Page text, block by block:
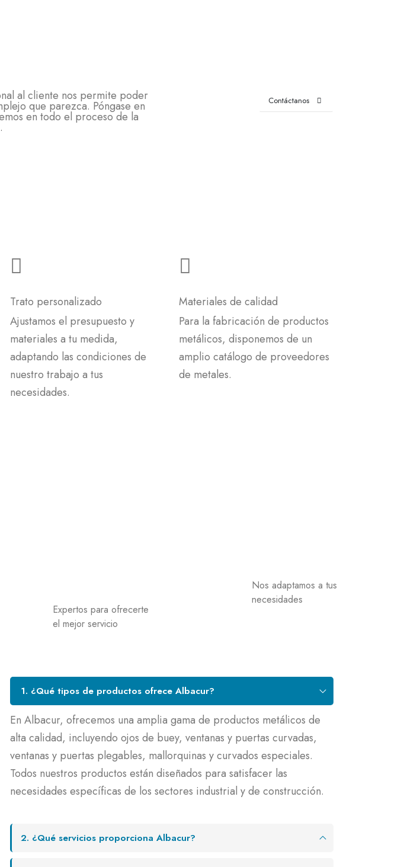
al cliente nos permite poder
que parezca. Póngase en
en todo el proceso de la
Contáctanos
Trato personalizado
Ajustamos el presupuesto y
materiales a tu medida,
adaptando las condiciones de
nuestro trabajo a tus
necesidades.
Materiales de calidad
Para la fabricación de productos
metálicos, disponemos de un
amplio catálogo de proveedores
de metales.
Nos adaptamos a tus
necesidades
Expertos para ofrecerte
el mejor servicio
1. ¿Qué tipos de productos ofrece Albacur?
En Albacur, ofrecemos una amplia gama de productos metálicos de
alta calidad, incluyendo ojos de buey, ventanas y puertas curvadas,
ventanas y puertas plegables, mallorquinas y curvados especiales.
Todos nuestros productos están diseñados para satisfacer las
necesidades específicas de los sectores industrial y de construcción.
2. ¿Qué servicios proporciona Albacur?